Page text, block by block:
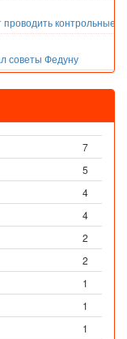
контрольные
советы Федуну
7
5
4
4
2
2
1
1
1